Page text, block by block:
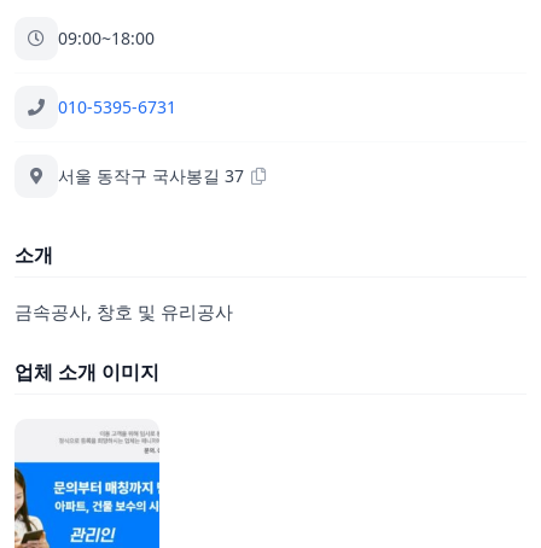
09:00~18:00
010-5395-6731
서울 동작구 국사봉길 37
소개
금속공사, 창호 및 유리공사
업체 소개 이미지